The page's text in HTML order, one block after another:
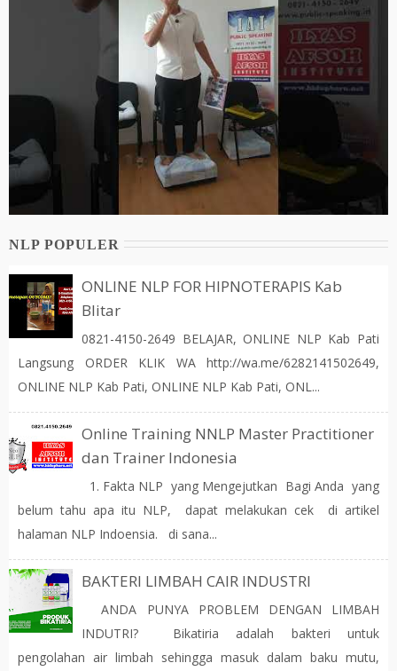
NLP POPULER
ONLINE NLP FOR HIPNOTERAPIS Kab
Blitar
0821-4150-2649 BELAJAR, ONLINE NLP Kab Pati
Langsung ORDER KLIK WA http://wa.me/6282141502649,
ONLINE NLP Kab Pati, ONLINE NLP Kab Pati, ONL...
Online Training NNLP Master Practitioner
dan Trainer Indonesia
1. Fakta NLP yang Mengejutkan Bagi Anda yang
belum tahu apa itu NLP, dapat melakukan cek di artikel
halaman NLP Indoensia. di sana...
BAKTERI LIMBAH CAIR INDUSTRI
ANDA PUNYA PROBLEM DENGAN LIMBAH
INDUTRI? Bikatiria adalah bakteri untuk
pengolahan air limbah sehingga masuk dalam baku mutu,